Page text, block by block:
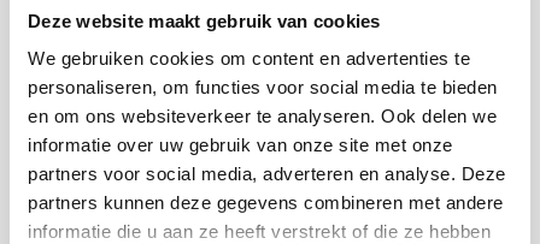
Deze website maakt gebruik van cookies
We gebruiken cookies om content en advertenties te
personaliseren, om functies voor social media te bieden
en om ons websiteverkeer te analyseren. Ook delen we
informatie over uw gebruik van onze site met onze
partners voor social media, adverteren en analyse. Deze
partners kunnen deze gegevens combineren met andere
informatie die u aan ze heeft verstrekt of die ze hebben
Plan je bezoek
Evenement
organiseren